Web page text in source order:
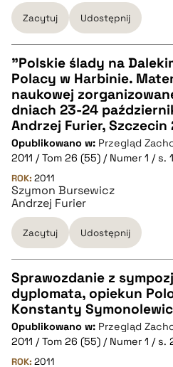
Zacytuj Udostępnij
CZYSTY TEKST
pobierz cytat
BIBTEX
pobierz cytat
"Polskie ślady na
Polacy w Harbinie.
naukowej
dniach 23-24
Andrzej Furier,
Opublikowano w: Przegląd
2011 / Tom 26 (55) / Numer 1 / s.
ROK: 2011
Szymon Bursewicz
Andrzej Furier
Zacytuj Udostępnij
CZYSTY TEKST
pobierz cytat
Sprawozdanie z
dyplomata, opiekun
Konstanty
Opublikowano w: Przegląd
2011 / Tom 26 (55) / Numer 1 / s.
ROK: 2011